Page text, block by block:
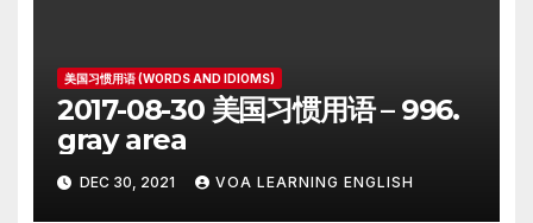
美国习惯用语 (WORDS AND IDIOMS)
2017-08-30 美国习惯用语 – 996.
gray area
DEC 30, 2021 VOA LEARNING ENGLISH